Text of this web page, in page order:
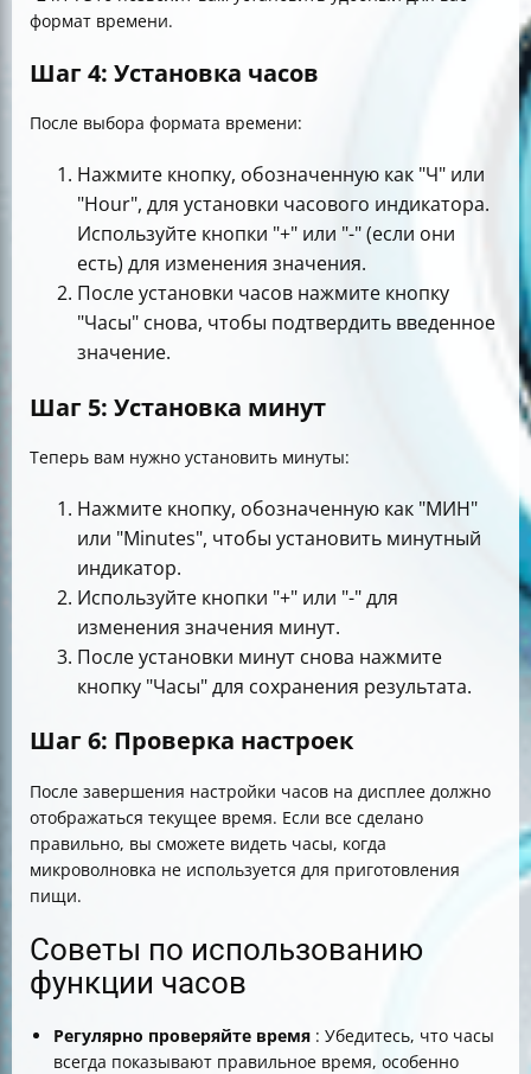
формат времени.
Шаг 4: Установка часов
После выбора формата времени:
Нажмите кнопку, обозначенную как "Ч" или
"Hour", для установки часового индикатора.
Используйте кнопки "+" или "-" (если они
есть) для изменения значения.
После установки часов нажмите кнопку
"Часы" снова, чтобы подтвердить введенное
значение.
Шаг 5: Установка минут
Теперь вам нужно установить минуты:
Нажмите кнопку, обозначенную как "МИН"
или "Minutes", чтобы установить минутный
индикатор.
Используйте кнопки "+" или "-" для
изменения значения минут.
После установки минут снова нажмите
кнопку "Часы" для сохранения результата.
Шаг 6: Проверка настроек
После завершения настройки часов на дисплее должно
отображаться текущее время. Если все сделано
правильно, вы сможете видеть часы, когда
микроволновка не используется для приготовления
пищи.
Советы по использованию
функции часов
Регулярно проверяйте время : Убедитесь, что часы
всегда показывают правильное время, особенно